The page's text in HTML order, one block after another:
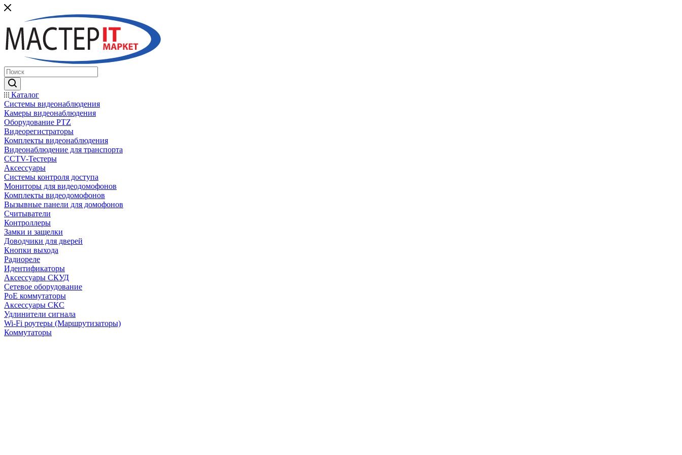
Каталог
Системы видеонаблюдения
Камеры видеонаблюдения
Оборудование PTZ
Видеорегистраторы
Комплекты видеонаблюдения
Видеонаблюдение для транспорта
CCTV-Тестеры
Аксессуары
Системы контроля доступа
Мониторы для видеодомофонов
Комплекты видеодомофонов
Вызывные панели для домофонов
Считыватели
Контроллеры
Замки и защелки
Доводчики для дверей
Кнопки выхода
Радиореле
Идентификаторы
Аксессуары СКУД
Сетевое оборудование
PoE коммутаторы
Аксессуары СКС
Удлинители сигнала
Wi-Fi роутеры (Маршрутизаторы)
Коммутаторы